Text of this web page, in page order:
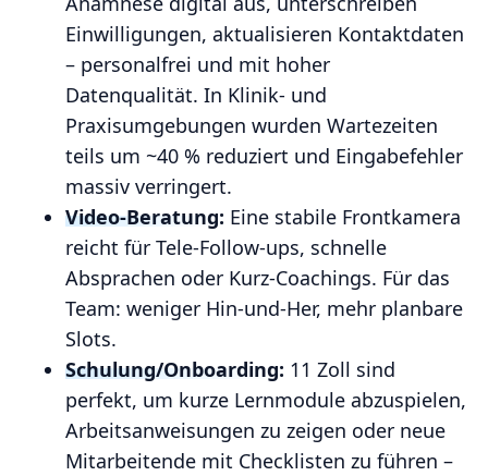
Einwilligungen, aktualisieren Kontaktdaten
– personalfrei und mit hoher
Datenqualität. In Klinik‑ und
Praxisumgebungen wurden Wartezeiten
teils um ~40 % reduziert und Eingabefehler
massiv verringert.
Video‑Beratung: Eine stabile Frontkamera
reicht für Tele‑Follow‑ups, schnelle
Absprachen oder Kurz‑Coachings. Für das
Team: weniger Hin‑und‑Her, mehr planbare
Slots.
Schulung/Onboarding: 11 Zoll sind
perfekt, um kurze Lernmodule abzuspielen,
Arbeitsanweisungen zu zeigen oder neue
Mitarbeitende mit Checklisten zu führen –